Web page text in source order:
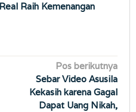
Raih Kemenangan
Pos berikutnya
Sebar Video Asusila
Kekasih karena Gagal
Dapat Uang Nikah,